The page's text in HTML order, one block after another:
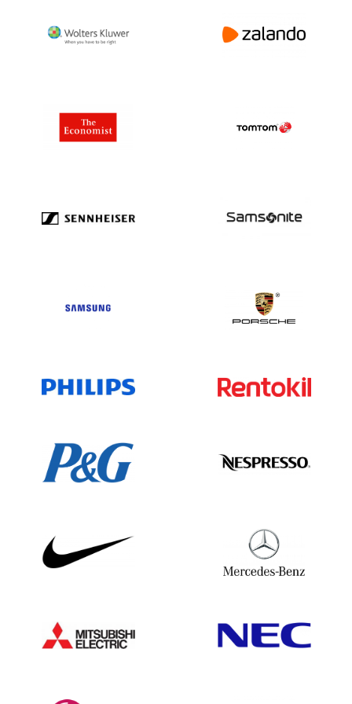
Turkmenistan113
Uganda 2.614
Ukraine 1.228.749
20.679.193
Vietnam 788.684
Simbabwe983
Wir sind telefonisch erreichbar unter
+49(0)302 1480480 oder für weitere
sind gerne behilflich.